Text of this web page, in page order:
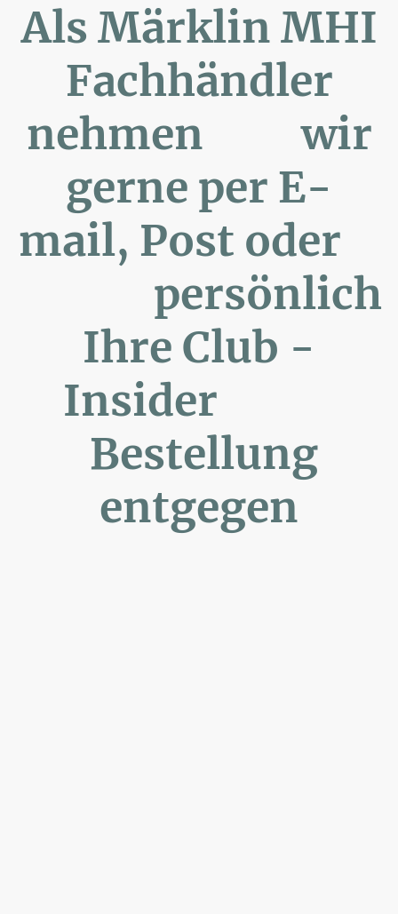
Als Märklin MHI
Fachhändler
nehmen wir
gerne per E-
mail, Post oder
persönlich
Ihre Club -
Insider
Bestellung
entgegen